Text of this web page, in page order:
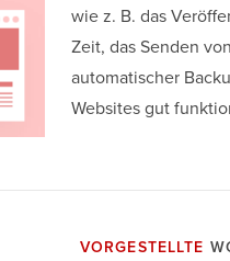
wie z. B. das
Zeit, das Senden
automatischer
Websites gut
VORGESTELLTE